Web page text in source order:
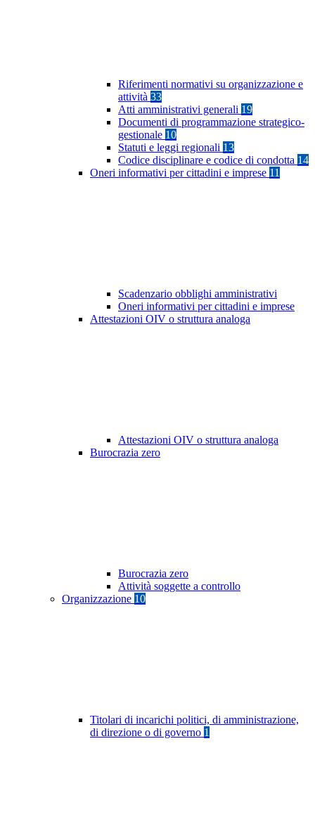
Riferimenti normativi su organizzazione e
attività 33
Atti amministrativi generali 19
Documenti di programmazione strategico-
gestionale 10
Statuti e leggi regionali 13
Codice disciplinare e codice di condotta 14
Oneri informativi per cittadini e imprese 11
Scadenzario obblighi amministrativi
Oneri informativi per cittadini e imprese
Attestazioni OIV o struttura analoga
Attestazioni OIV o struttura analoga
Burocrazia zero
Burocrazia zero
Attività soggette a controllo
Organizzazione 10
Titolari di incarichi politici, di amministrazione,
di direzione o di governo 1